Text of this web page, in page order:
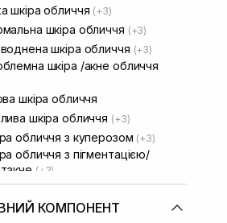
шкіра обличчя (+3)
шкіра обличчя (+3)
шкіра обличчя (+3)
шкіра /акне обличчя
шкіра обличчя
шкіра обличчя (+3)
обличчя з куперозом (+3)
обличчя з пігментацією/
(+3)
обличчя з розширеними
(+3)
обличчя з порушеним
КОМПОНЕНТ